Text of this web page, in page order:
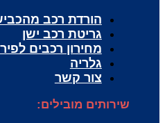
הורדת רכב
גריטת רכב ישן
מחירון רכבים
גלריה
צור קשר
שירותים מובילים: